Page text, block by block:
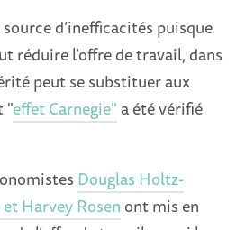
d’inefficacités puisque
réduire l’offre de travail, dans
peut se substituer aux
"effet Carnegie"a été vérifié
Douglas Holtz-
Harvey Rosen ont mis en